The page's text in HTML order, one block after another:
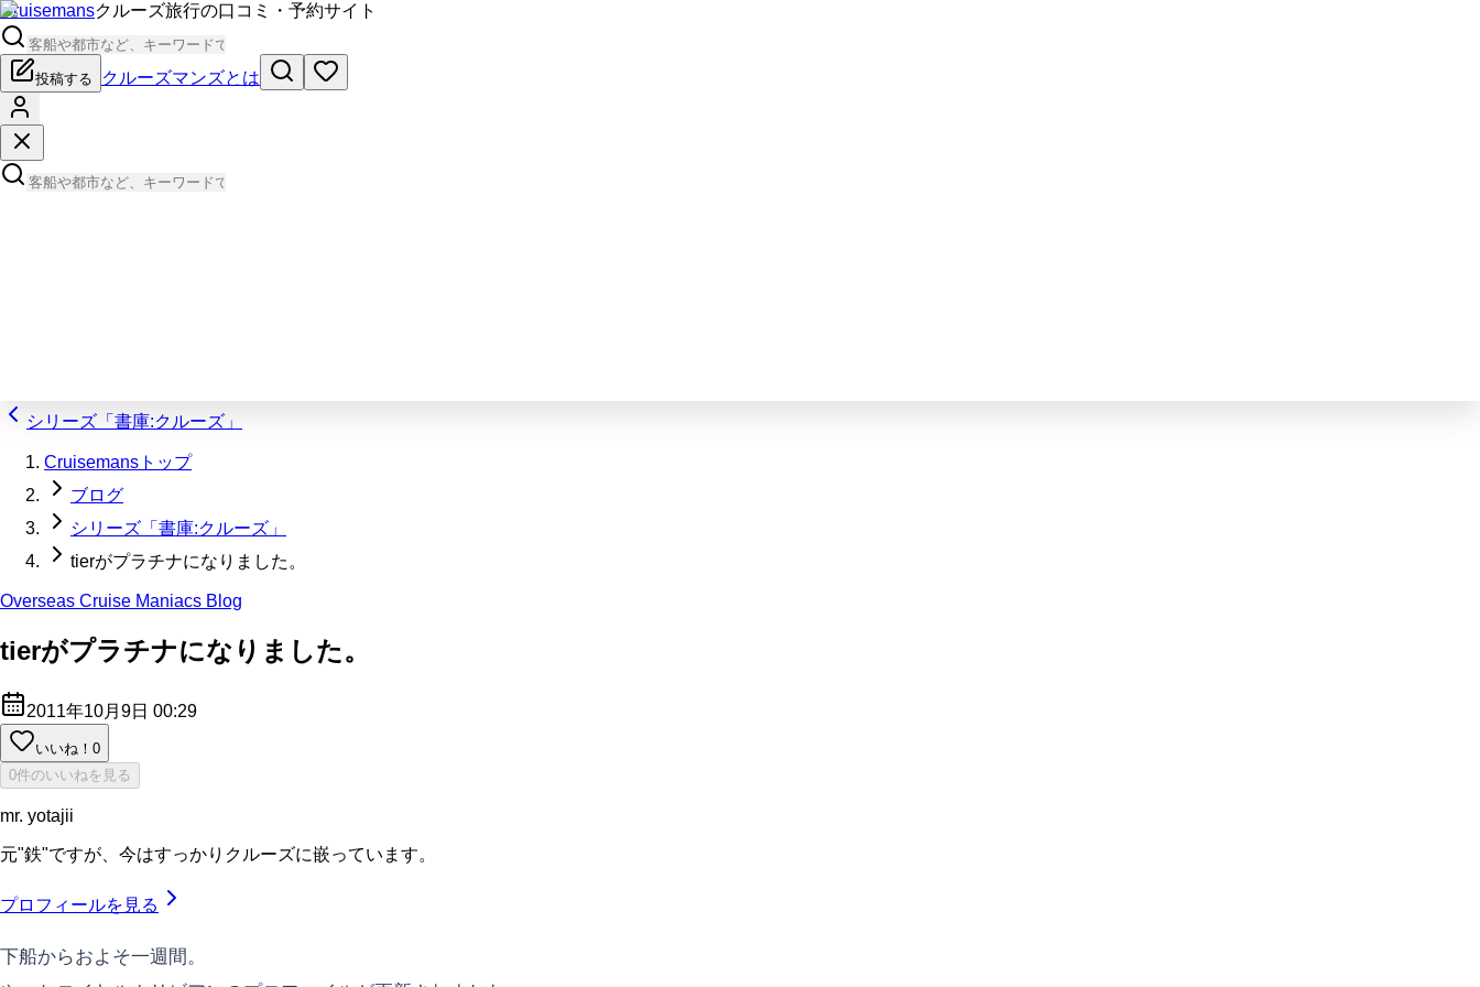
Cruisemansクルーズ旅行の口コミ・予約サイト
投稿する クルーズマンズとは
シリーズ「書庫:クルーズ」
Cruisemansトップ
ブログ
シリーズ「書庫:クルーズ」
tierがプラチナになりました。
Overseas Cruise Maniacs Blog
tierがプラチナになりました。
2011年10月9日 00:29
いいね！ 0
0件のいいねを見る
mr. yotajii
元"鉄"ですが、今はすっかりクルーズに嵌っています。
プロフィールを見る
下船からおよそ一週間。